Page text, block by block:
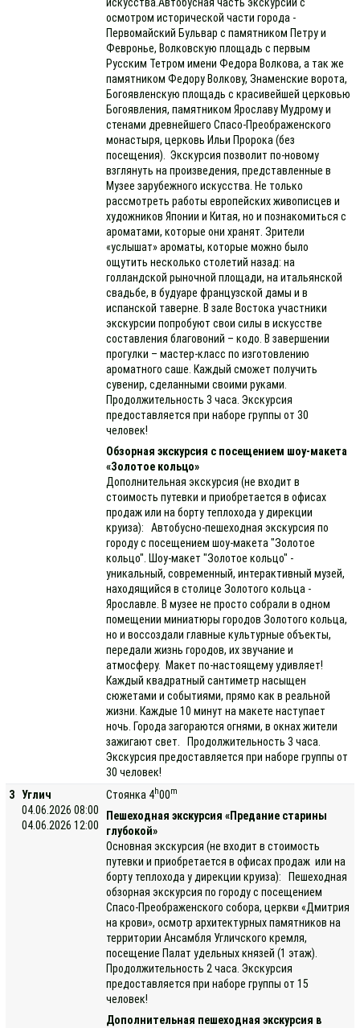
осмотром исторической части города -
Первомайский Бульвар с памятником Петру и
Февронье, Волковскую площадь с первым
Русским Тетром имени Федора Волкова, а так же
памятником Федору Волкову, Знаменские ворота,
Богоявленскую площадь с красивейшей церковью
Богоявления, памятником Ярославу Мудрому и
стенами древнейшего Спасо-Преображенского
монастыря, церковь Ильи Пророка (без
посещения). Экскурсия позволит по-новому
взглянуть на произведения, представленные в
Музее зарубежного искусства. Не только
рассмотреть работы европейских живописцев и
художников Японии и Китая, но и познакомиться с
ароматами, которые они хранят. Зрители
«услышат» ароматы, которые можно было
ощутить несколько столетий назад: на
голландской рыночной площади, на итальянской
свадьбе, в будуаре французской дамы и в
испанской таверне. В зале Востока участники
экскурсии попробуют свои силы в искусстве
составления благовоний – кодо. В завершении
прогулки – мастер-класс по изготовлению
ароматного саше. Каждый сможет получить
сувенир, сделанными своими руками.
Продолжительность 3 часа. Экскурсия
предоставляется при наборе группы от 30
человек!
Обзорная экскурсия с посещением шоу-макета
«Золотое кольцо»
Дополнительная экскурсия (не входит в
стоимость путевки и приобретается в офисах
продаж или на борту теплохода у дирекции
круиза): Автобусно-пешеходная экскурсия по
городу с посещением шоу-макета "Золотое
кольцо". Шоу-макет "Золотое кольцо" -
уникальный, современный, интерактивный музей,
находящийся в столице Золотого кольца -
Ярославле. В музее не просто собрали в одном
помещении миниатюры городов Золотого кольца,
но и воссоздали главные культурные объекты,
передали жизнь городов, их звучание и
атмосферу. Макет по-настоящему удивляет!
Каждый квадратный сантиметр насыщен
сюжетами и событиями, прямо как в реальной
жизни. Каждые 10 минут на макете наступает
ночь. Города загораются огнями, в окнах жители
зажигают свет. Продолжительность 3 часа.
Экскурсия предоставляется при наборе группы от
30 человек!
3 Углич
04.06.2026 08:00
04.06.2026 12:00
Стоянка 4h00m
Пешеходная экскурсия «Предание старины
глубокой»
Основная экскурсия (не входит в стоимость
путевки и приобретается в офисах продаж или на
борту теплохода у дирекции круиза): Пешеходная
обзорная экскурсия по городу с посещением
Спасо-Преображенского собора, церкви «Дмитрия
на крови», осмотр архитектурных памятников на
территории Ансамбля Угличского кремля,
посещение Палат удельных князей (1 этаж).
Продолжительность 2 часа. Экскурсия
предоставляется при наборе группы от 15
человек!
Дополнительная пешеходная экскурсия в